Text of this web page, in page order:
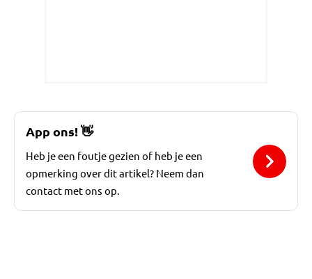
App ons!👋
Heb je een foutje gezien of heb je een
opmerking over dit artikel? Neem dan
contact met ons op.